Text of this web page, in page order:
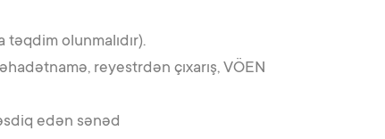
olunmalıdır).
reyestrdən çıxarış, VÖEN
edən sənəd